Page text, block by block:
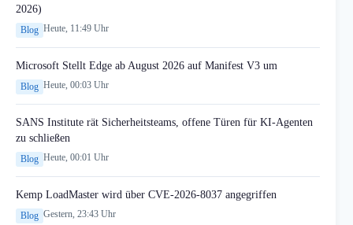
2026)
Blog Heute, 11:49 Uhr
Microsoft Stellt Edge ab August 2026 auf Manifest V3 um
Blog Heute, 00:03 Uhr
SANS Institute rät Sicherheitsteams, offene Türen für KI-Agenten
zu schließen
Blog Heute, 00:01 Uhr
Kemp LoadMaster wird über CVE-2026-8037 angegriffen
Blog Gestern, 23:43 Uhr